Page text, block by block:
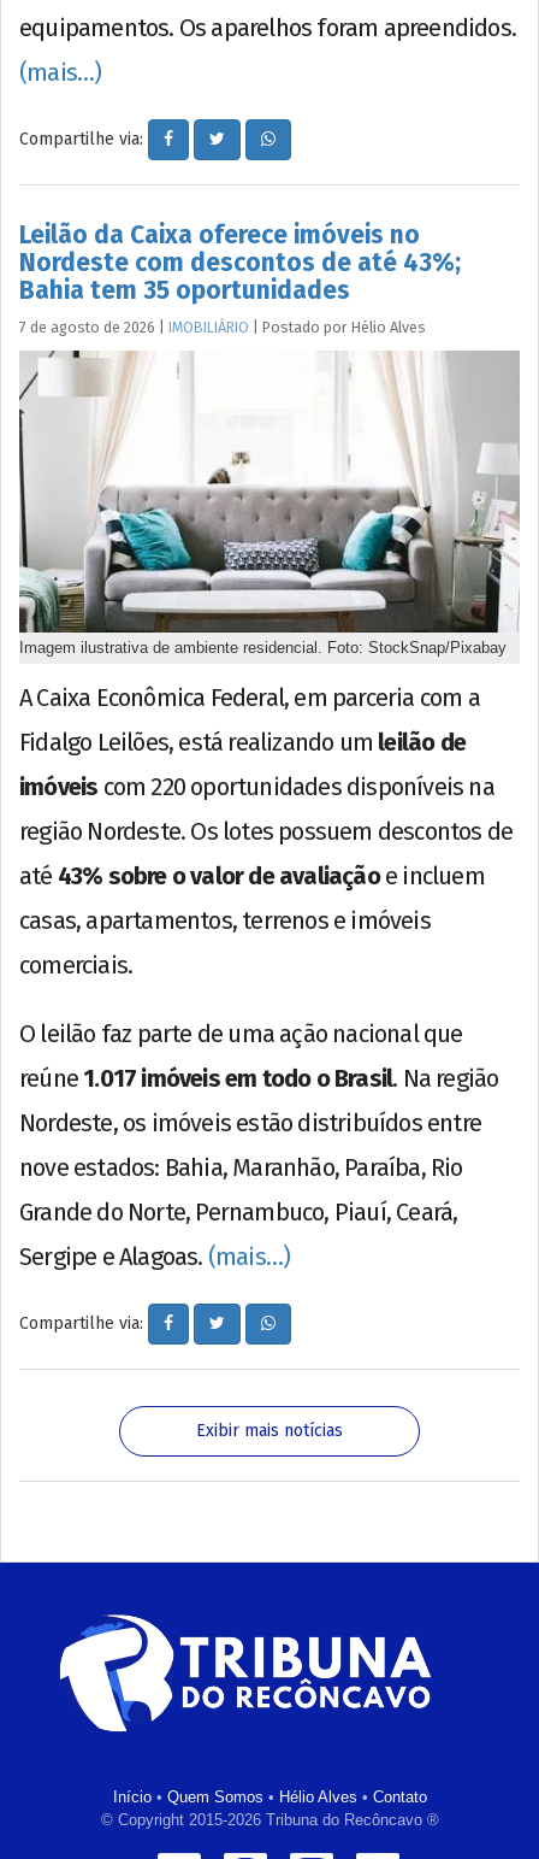
equipamentos. Os aparelhos foram apreendidos.
(mais…)
Compartilhe via:
Leilão da Caixa oferece imóveis no
Nordeste com descontos de até 43%;
Bahia tem 35 oportunidades
7 de agosto de 2026 IMOBILIÁRIO Postado por Hélio Alves
Imagem ilustrativa de ambiente residencial. Foto: StockSnap/Pixabay
A Caixa Econômica Federal, em parceria com a
Fidalgo Leilões, está realizando um leilão de
imóveis com 220 oportunidades disponíveis na
região Nordeste. Os lotes possuem descontos de
até 43% sobre o valor de avaliaçãoe incluem
casas, apartamentos, terrenos e imóveis
comerciais.
O leilão faz parte de uma ação nacional que
reúne 1.017 imóveis em todo o Brasil. Na região
Nordeste, os imóveis estão distribuídos entre
nove estados: Bahia, Maranhão, Paraíba, Rio
Grande do Norte, Pernambuco, Piauí, Ceará,
Sergipe e Alagoas. (mais…)
Compartilhe via:
Exibir mais notícias
Início• Quem Somos • Hélio Alves • Contato
© Copyright 2015-2026 Tribuna do Recôncavo ®